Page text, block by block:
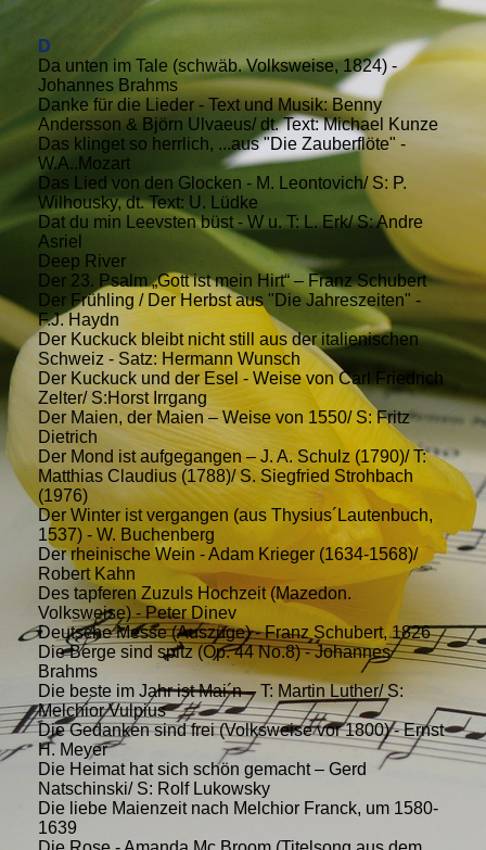
D
Da unten im Tale (schwäb. Volksweise, 1824) -
Johannes Brahms
Danke für die Lieder - Text und Musik: Benny
Andersson & Björn Ulvaeus/ dt. Text: Michael Kunze
Das klinget so herrlich, ...aus "Die Zauberflöte" -
W.A..Mozart
Das Lied von den Glocken - M. Leontovich/ S: P.
Wilhousky, dt. Text: U. Lüdke
Dat du min Leevsten büst - W u. T: L. Erk/ S: Andre
Asriel
Deep River
Der 23. Psalm „Gott ist mein Hirt“ – Franz Schubert
Der Frühling / Der Herbst aus "Die Jahreszeiten" -
F.J. Haydn
Der Kuckuck bleibt nicht still aus der italienischen
Schweiz - Satz: Hermann Wunsch
Der Kuckuck und der Esel - Weise von Carl Friedrich
Zelter/ S:Horst Irrgang
Der Maien, der Maien – Weise von 1550/ S: Fritz
Dietrich
Der Mond ist aufgegangen – J. A. Schulz (1790)/ T:
Matthias Claudius (1788)/ S. Siegfried Strohbach
(1976)
Der Winter ist vergangen (aus Thysius´Lautenbuch,
1537) - W. Buchenberg
Der rheinische Wein - Adam Krieger (1634-1568)/
Robert Kahn
Des tapferen Zuzuls Hochzeit (Mazedon.
Volksweise) - Peter Dinev
Deutsche Messe (Auszüge) - Franz Schubert, 1826
Die Berge sind spitz (Op. 44 No.8) - Johannes
Brahms
Die beste im Jahr ist Mai´n – T: Martin Luther/ S:
Melchior Vulpius
Die Gedanken sind frei (Volksweise vor 1800) - Ernst
H. Meyer
Die Heimat hat sich schön gemacht – Gerd
Natschinski/ S: Rolf Lukowsky
Die liebe Maienzeit nach Melchior Franck, um 1580-
1639